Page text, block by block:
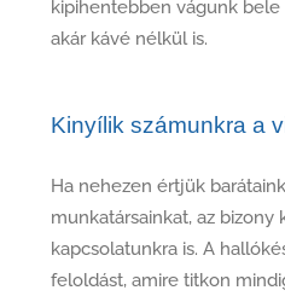
kipihentebben vágunk
akár kávé nélkül is.
Kinyílik számunkra a
Ha nehezen értjük
munkatársainkat, az bizony
kapcsolatunkra is. A
feloldást, amire titkon